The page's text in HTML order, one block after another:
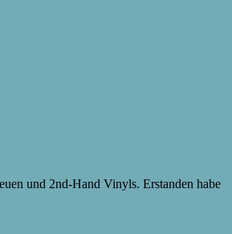
und 2nd-Hand Vinyls. Erstanden habe